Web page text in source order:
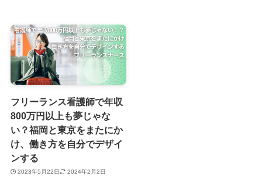
フリーランス看護師で年収
800万円以上も夢じゃな
い？福岡と東京をまたにか
け、働き方を自分でデザイ
ンする
2023年5月22日 2024年2月2日